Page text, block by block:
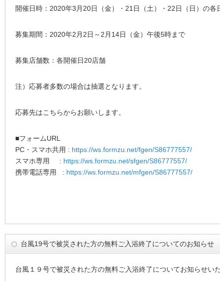
開催日時：2020年3月20日（金）・21日（土）・22日（日）の各
募集期間：2020年2月2日～2月14日（金）午後5時まで
募集店舗数：各開催日20店舗
注）応募者多数の場合は抽選となります。
応募先はこちらからお願いします。
■フォームURL
PC・スマホ共用 : https://ws.formzu.net/fgen/S86777557/
スマホ専用 : https://ws.formzu.net/sfgen/S86777557/
携帯電話専用 : https://ws.formzu.net/mfgen/S86777557/
台風19号で被災された方の無料ご入浴終了についてのお知らせ
台風１９号で被災された方の無料ご入浴終了についてお知らせい